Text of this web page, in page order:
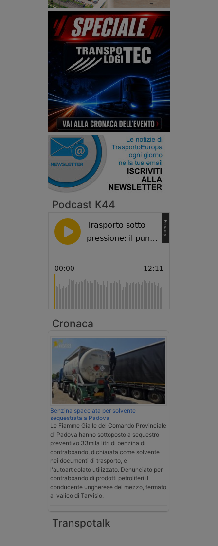
Podcast K44
Cronaca
Benzina spacciata per solvente
sequestrata a Padova
Le Fiamme Gialle del Comando Provinciale
di Padova hanno sottoposto a sequestro
preventivo 33mila litri di benzina di
contrabbando, dichiarata come solvente
nei documenti di trasporto, e
l'autoarticolato utilizzato. Denunciato per
contrabbando di prodotti petroliferi il
conducente ungherese del mezzo, fermato
al valico di Tarvisio.
Transpotalk